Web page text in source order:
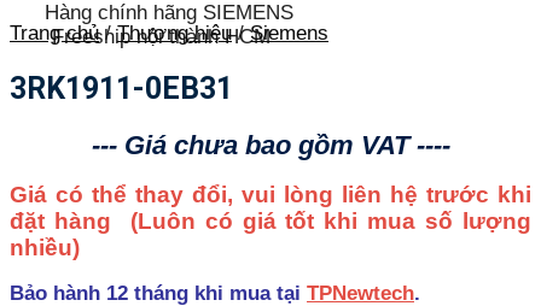
Hàng chính hãng SIEMENS
Freeship nội thành HCM
Trang chủ / Thương hiệu / Siemens
3RK1911-0EB31
--- Giá chưa bao gồm VAT ----
Giá có thể thay đổi, vui lòng liên hệ trước khi
đặt hàng (Luôn có giá tốt khi mua số lượng
nhiều)
Bảo hành 12 tháng khi mua tại TPNewtech.